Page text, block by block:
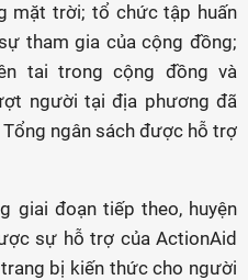
mặt trời; tổ chức tập huấn
tham gia của cộng đồng;
tai trong cộng đồng và
người tại địa phương đã
ngân sách được hỗ trợ
giai đoạn tiếp theo, huyện
sự hỗ trợ của ActionAid
bị kiến thức cho người